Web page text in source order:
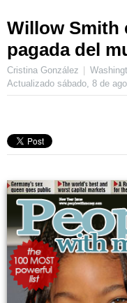
Willow Smith
pagada del
Cristina González
Actualizado sábado, 8 de